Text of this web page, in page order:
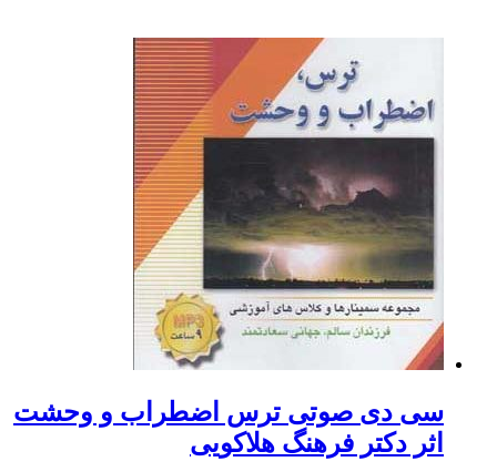
سی دی صوتی ترس اضطراب و وحشت
اثر دکتر فرهنگ هلاکویی